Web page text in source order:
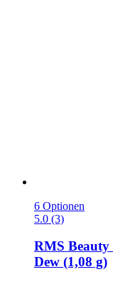
6 Optionen
5.0 (3)
RMS Beauty
Dew (1,08 g)